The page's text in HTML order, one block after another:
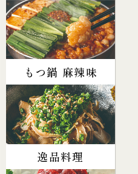
もつ鍋 麻辣味
逸品料理